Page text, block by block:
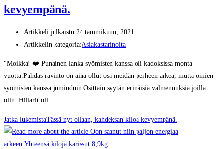
kevyempänä.
Artikkeli julkaistu:24 tammikuun, 2021
Artikkelin kategoria:Asiakastarinoita
"Moikka! ❤️ Punainen lanka syömisten kanssa oli kadoksissa monta
vuotta.Puhdas ravinto on aina ollut osa meidän perheen arkea, mutta omien
syömisten kanssa jumiuduin.Osittain syytän erinäisiä valmennuksia joilla
olin. Hiilarit oli…
Jatka lukemistaTässä nyt ollaan, kahdeksan kiloa kevyempänä.